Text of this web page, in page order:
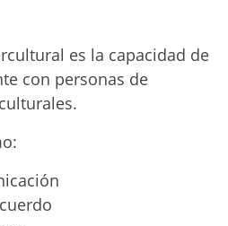
es la capacidad de
con personas de